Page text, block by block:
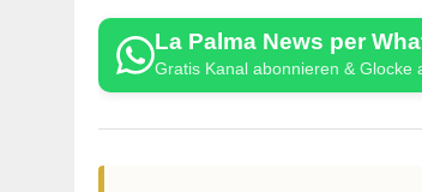
La Palma News per
Gratis Kanal abonnieren & Glocke